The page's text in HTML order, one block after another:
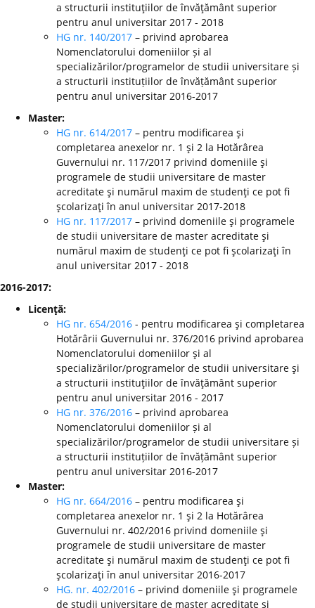
a structurii instituţiilor de învăţământ superior
pentru anul universitar 2017 - 2018
HG nr. 140/2017 – privind aprobarea
Nomenclatorului domeniilor și al
specializărilor/programelor de studii universitare și
a structurii instituțiilor de învățământ superior
pentru anul universitar 2016-2017
Master:
HG nr. 614/2017 – pentru modificarea şi
completarea anexelor nr. 1 şi 2 la Hotărârea
Guvernului nr. 117/2017 privind domeniile şi
programele de studii universitare de master
acreditate şi numărul maxim de studenţi ce pot fi
şcolarizaţi în anul universitar 2017-2018
HG nr. 117/2017 – privind domeniile şi programele
de studii universitare de master acreditate şi
numărul maxim de studenţi ce pot fi şcolarizaţi în
anul universitar 2017 - 2018
2016-2017:
Licenţă:
HG nr. 654/2016 - pentru modificarea şi completarea
Hotărârii Guvernului nr. 376/2016 privind aprobarea
Nomenclatorului domeniilor şi al
specializărilor/programelor de studii universitare şi
a structurii instituţiilor de învăţământ superior
pentru anul universitar 2016 - 2017
HG nr. 376/2016 – privind aprobarea
Nomenclatorului domeniilor și al
specializărilor/programelor de studii universitare și
a structurii instituțiilor de învățământ superior
pentru anul universitar 2016-2017
Master:
HG nr. 664/2016 – pentru modificarea şi
completarea anexelor nr. 1 şi 2 la Hotărârea
Guvernului nr. 402/2016 privind domeniile şi
programele de studii universitare de master
acreditate şi numărul maxim de studenţi ce pot fi
şcolarizaţi în anul universitar 2016-2017
HG. nr. 402/2016 – privind domeniile şi programele
de studii universitare de master acreditate şi